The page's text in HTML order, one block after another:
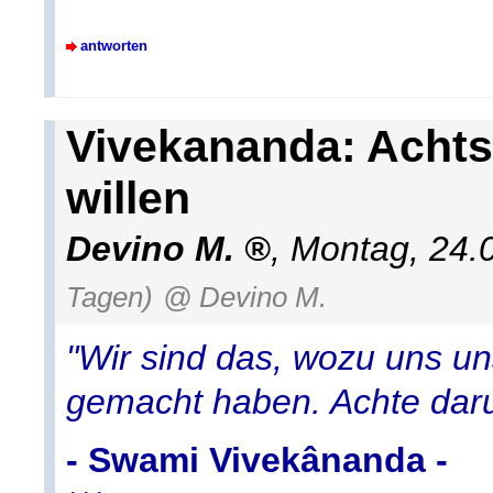
antworten
Vivekananda:
willen
Devino M. , Montag,
Tagen) @ Devino M.
"Wir sind das, wozu uns
gemacht haben. Achte
- Swami Vivekânanda -